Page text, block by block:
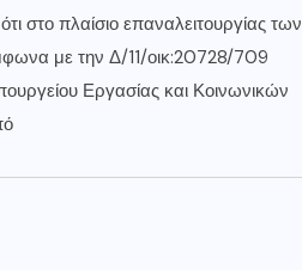
στο πλαίσιο επαναλειτουργίας των
με την Δ/11/οικ:20728/709
Εργασίας και Κοινωνικών